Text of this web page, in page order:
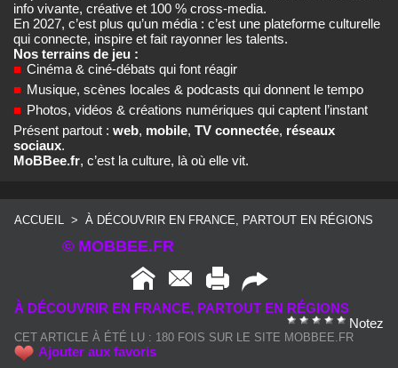
info vivante, créative et 100 % cross‑media.
En 2027, c’est plus qu’un média : c’est une plateforme culturelle
qui connecte, inspire et fait rayonner les talents.
Nos terrains de jeu :
■ Cinéma & ciné‑débats qui font réagir
■ Musique, scènes locales & podcasts qui donnent le tempo
■ Photos, vidéos & créations numériques qui captent l’instant
Présent partout : web, mobile, TV connectée, réseaux
sociaux.
MoBBee.fr, c’est la culture, là où elle vit.
ACCUEIL > À DÉCOUVRIR EN FRANCE, PARTOUT EN RÉGIONS
© MOBBEE.FR
À DÉCOUVRIR EN FRANCE, PARTOUT EN RÉGIONS
Notez
CET ARTICLE À ÉTÉ LU : 180 FOIS SUR LE SITE MOBBEE.FR
Ajouter aux favoris